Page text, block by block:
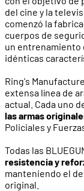
del cine y la
comenzó la
cuerpos de
un entrenamiento
idénticas
Ring's
extensa línea de
actual. Cada uno
las armas
Policiales y
Todas las
resistencia y
manteniendo el
original.